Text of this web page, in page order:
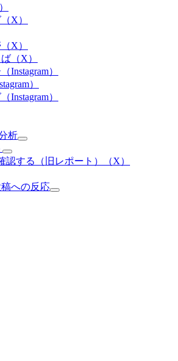
X）
X）
（X）
Instagram）
）
Instagram）
析
認する（旧レポート）（X）
への反応